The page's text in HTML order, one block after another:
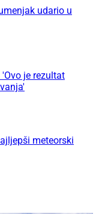
udario u
je rezultat
meteorski